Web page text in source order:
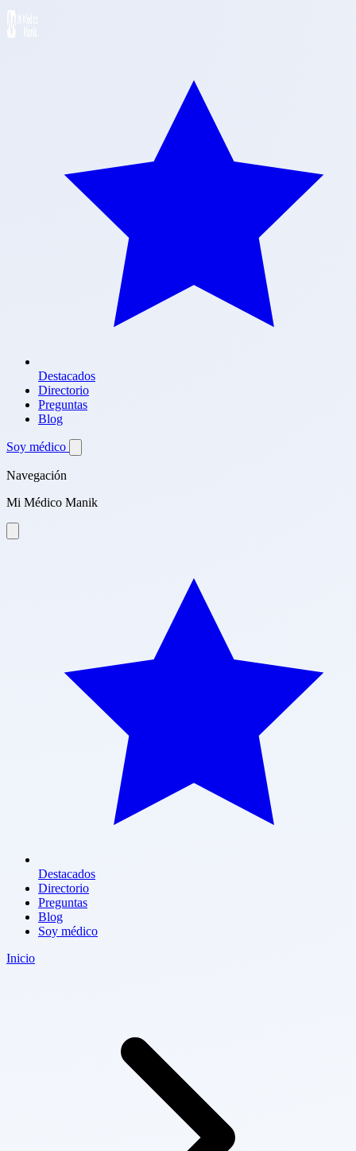
Destacados
Directorio
Preguntas
Blog
Soy médico
Navegación
Mi Médico Manik
Destacados
Directorio
Preguntas
Blog
Soy médico
Inicio